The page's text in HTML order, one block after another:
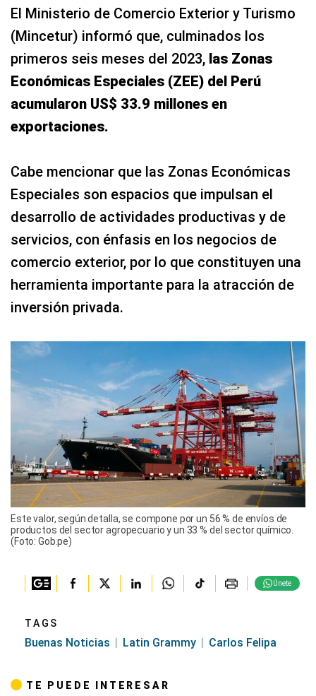
El Ministerio de Comercio Exterior y Turismo
(Mincetur) informó que, culminados los
primeros seis meses del 2023, las Zonas
Económicas Especiales (ZEE) del Perú
acumularon US$ 33.9 millones en
exportaciones.
Cabe mencionar que las Zonas Económicas
Especiales son espacios que impulsan el
desarrollo de actividades productivas y de
servicios, con énfasis en los negocios de
comercio exterior, por lo que constituyen una
herramienta importante para la atracción de
inversión privada.
Este valor, según detalla, se compone por un 56 % de envíos de
productos del sector agropecuario y un 33 % del sector químico.
(Foto: Gob.pe)
Únete
TAGS
Buenas Noticias Latin Grammy Carlos Felipa
TE PUEDE INTERESAR